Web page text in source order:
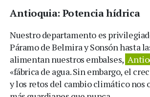
Antioquia: Potencia hídrica
Nuestro departamento es
Páramo de Belmira y Sonsón hasta
alimentan nuestros embalses,
«fábrica de agua. Sin embargo, el
y los retos del cambio climático nos